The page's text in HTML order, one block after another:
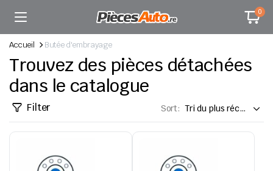
0
Accueil Butée d'embrayage
Trouvez des pièces détachées
dans le catalogue
Filter Sort: